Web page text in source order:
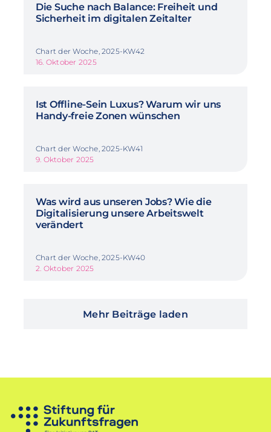
Die Suche nach Balance: Freiheit und
Sicherheit im digitalen Zeitalter
Chart der Woche, 2025-KW42
16. Oktober 2025
Ist Offline-Sein Luxus? Warum wir uns
Handy-freie Zonen wünschen
Chart der Woche, 2025-KW41
9. Oktober 2025
Was wird aus unseren Jobs? Wie die
Digitalisierung unsere Arbeitswelt
verändert
Chart der Woche, 2025-KW40
2. Oktober 2025
Mehr Beiträge laden